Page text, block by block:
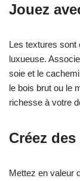
Jouez
Les textures sont
luxueuse.
soie et le
le bois brut ou le
richesse à votre
Créez
Mettez en valeur